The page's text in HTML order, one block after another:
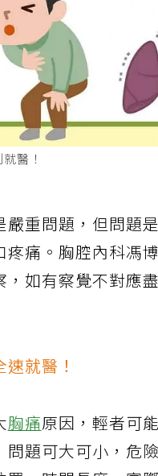
醫！
重問題，但問題
痛。胸腔內科馮
如有察覺不對應
就醫！
胸痛原因，輕者可
問題可大可小，危